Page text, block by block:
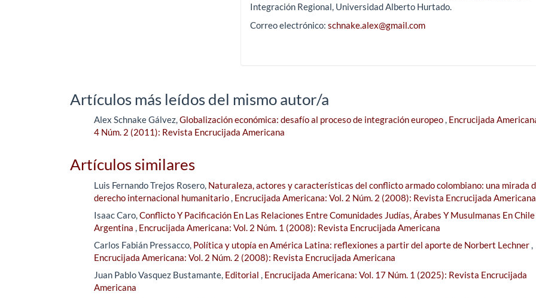
Integración Regional, Universidad Alberto Hurtado.
Correo electrónico: schnake.alex@gmail.com
Artículos más leídos del mismo autor/a
Alex Schnake Gálvez,Globalización económica: desafío al proceso de integración europeo, Encrucijada
4 Núm. 2 (2011): Revista Encrucijada Americana
Artículos similares
Luis Fernando Trejos Rosero, Naturaleza, actores y características del conflicto armado colombiano: una mirada
derecho internacional humanitario Encrucijada Americana: Vol. 2 Núm. 2 (2008): Revista Encrucijada Americana
Isaac Caro, Conflicto Y Pacificación En Las Relaciones Entre Comunidades Judías, Árabes Y Musulmanas En Chile
Argentina
Encrucijada Americana: Vol. 2 Núm. 1 (2008): Revista Encrucijada Americana
Carlos Fabián Pressacco, Política y utopía en América Latina: reflexiones a partir del aporte de Norbert Lechner
Encrucijada Americana: Vol. 2 Núm. 2 (2008): Revista Encrucijada Americana
Juan Pablo Vasquez Bustamante, Editorial
Encrucijada Americana: Vol. 17 Núm. 1 (2025): Revista Encrucijada
Americana